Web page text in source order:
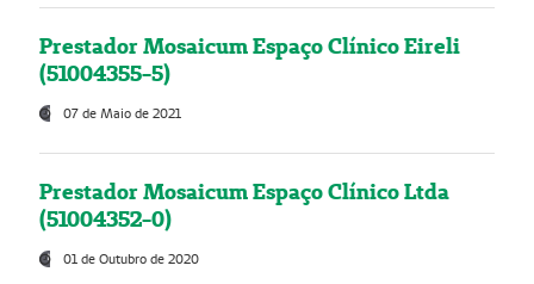
Prestador Mosaicum Espaço Clínico Eireli
(51004355-5)
07 de Maio de 2021
Prestador Mosaicum Espaço Clínico Ltda
(51004352-0)
01 de Outubro de 2020